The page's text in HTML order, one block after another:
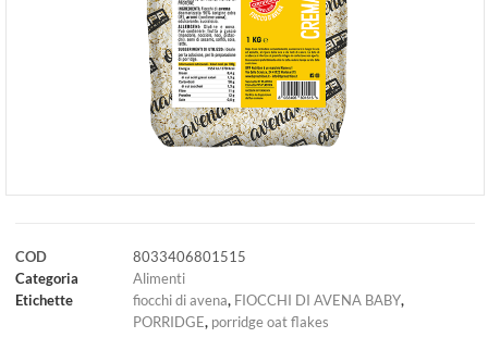
COD
8033406801515
Categoria
Alimenti
Etichette
fiocchi di avena, FIOCCHI DI AVENA BABY,
PORRIDGE, porridge oat flakes